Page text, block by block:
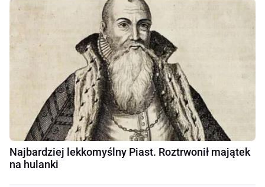
Najbardziej lekkomyślny Piast. Roztrwonił majątek
na hulanki